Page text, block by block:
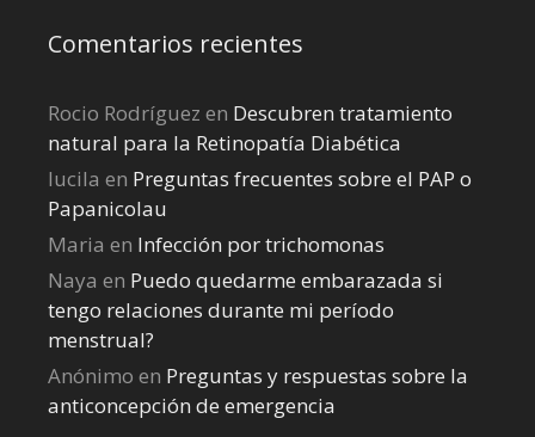
Comentarios recientes
Rocio Rodríguez en Descubren tratamiento
natural para la Retinopatía Diabética
lucila en Preguntas frecuentes sobre el PAP o
Papanicolau
Maria en Infección por trichomonas
Naya en Puedo quedarme embarazada si
tengo relaciones durante mi perí­odo
menstrual?
Anónimo en Preguntas y respuestas sobre la
anticoncepción de emergencia